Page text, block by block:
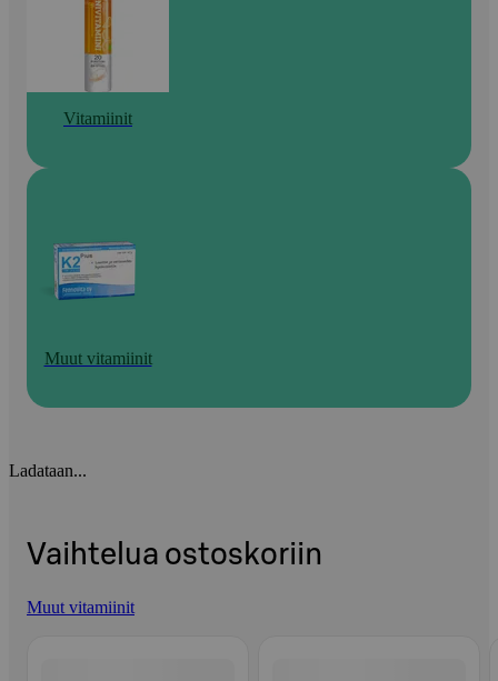
Vitamiinit
Muut vitamiinit
Ladataan...
Vaihtelua ostoskoriin
Muut vitamiinit